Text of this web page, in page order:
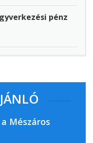
pénz
Mészáros